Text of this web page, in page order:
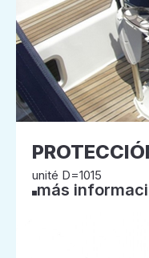
unité D=1015
más